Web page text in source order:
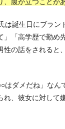
は誕生日にブラン
」「高学歴で勤め
性の話をされると
はダメだね」な
れ、彼女に対して